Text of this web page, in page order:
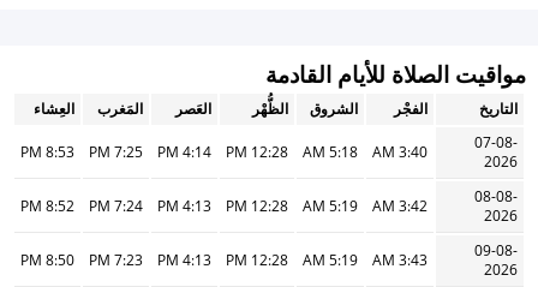
مواقيت الصلاة للأيام القادمة
التاريخ الفجْر الشروق الظُّهْر العَصر المَغرب
العِشاء
07-08-
2026
3:40 AM
5:18 AM
12:28 PM
4:14 PM
7:25 PM
8:53 PM
08-08-
2026
3:42 AM
5:19 AM
12:28 PM
4:13 PM
7:24 PM
8:52 PM
09-08-
2026
3:43 AM
5:19 AM
12:28 PM
4:13 PM
7:23 PM
8:50 PM